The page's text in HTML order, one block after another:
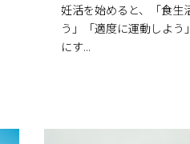
妊活を始めると、「食生
う」「適度に運動しよう
にす...